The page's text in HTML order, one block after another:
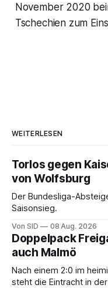
November 2020
Tschechien zum
WEITERLESEN
Torlos gegen
von Wolfsburg
Der Bundesliga-
Saisonsieg.
Von SID 08 Aug. 2026
Doppelpack
auch Malmö
Nach einem 2:0 im
steht die Eintracht in